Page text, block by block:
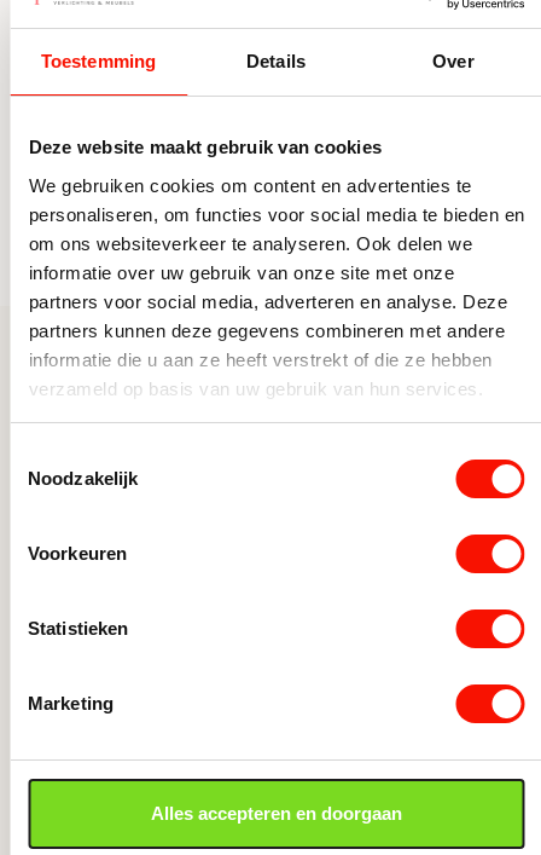
Toestemming Details Over
Deze website maakt gebruik van cookies
We gebruiken cookies om content en advertenties te
personaliseren, om functies voor social media te bieden en
om ons websiteverkeer te analyseren. Ook delen we
informatie over uw gebruik van onze site met onze
partners voor social media, adverteren en analyse. Deze
partners kunnen deze gegevens combineren met andere
informatie die u aan ze heeft verstrekt of die ze hebben
verzameld op basis van uw gebruik van hun services.
Noodzakelijk
Voorkeuren
Statistieken
Marketing
Alles accepteren en doorgaan
Type verlichting Sfeer
Lumen 2650
Wattage per
lichtbron
38
Materiaal Glas
Fitting Geïntegreerd
Hoogte (cm)
Vloerlampen
Design vloerlampen
Woonkamer Vloerlampen
Woonkamerlampen
Toon alle categorieën
Meer uit deze serie